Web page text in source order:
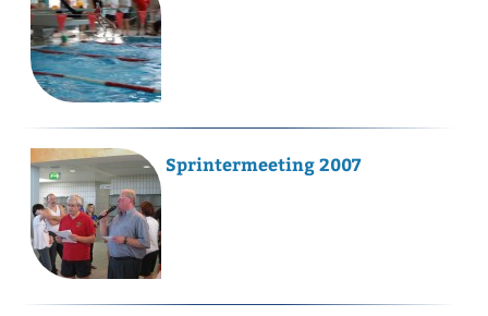
Sprintermeeting 2007